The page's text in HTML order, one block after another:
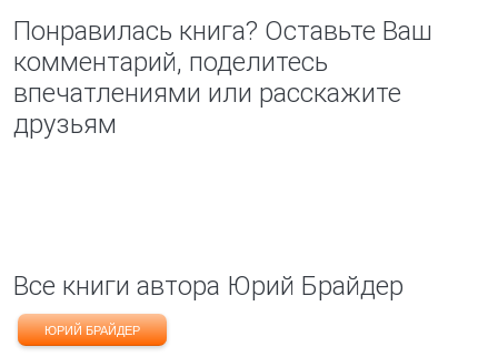
Понравилась книга? Оставьте Ваш
комментарий, поделитесь
впечатлениями или расскажите
друзьям
Все книги автора Юрий Брайдер
ЮРИЙ БРАЙДЕР